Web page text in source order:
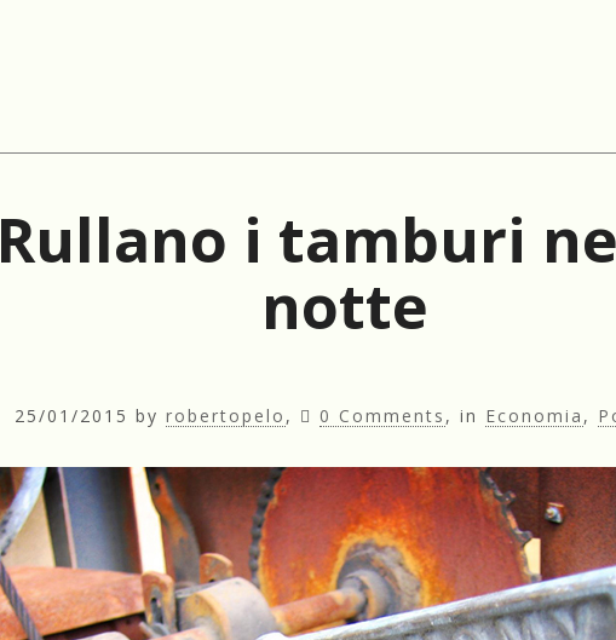
Rullano i tamburi
notte
25/01/2015 byrobertopelo , 0 Comments , in Economia ,